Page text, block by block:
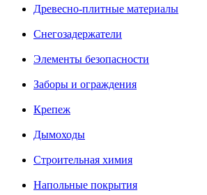
Древесно-плитные материалы
Снегозадержатели
Элементы безопасности
Заборы и ограждения
Крепеж
Дымоходы
Строительная химия
Напольные покрытия